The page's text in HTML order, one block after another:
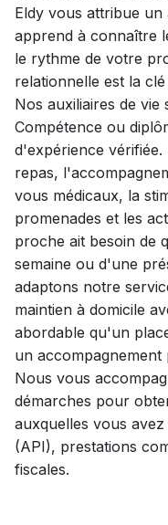
Eldy vous attribue un
apprend à connaître
le rythme de votre
relationnelle est la
Nos auxiliaires de
Compétence ou
d'expérience
repas,
vous médicaux, la
promenades et les
proche ait besoin de
semaine ou d'une
adaptons notre
maintien à domicile
abordable qu'un
un accompagnement
Nous vous
démarches pour
auxquelles vous
(API), prestations
fiscales.